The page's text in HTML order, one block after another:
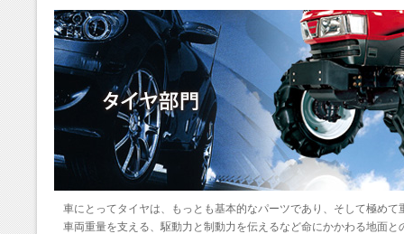
車にとってタイヤは、もっとも基本的なパーツであり、そして極めて
車両重量を支える、駆動力と制動力を伝えるなど命にかかわる地面と